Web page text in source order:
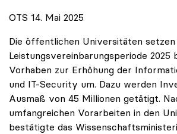
OTS 14. Mai 2025
Die öffentlichen Universitäten setzen
Leistungsvereinbarungsperiode 2025
Vorhaben zur Erhöhung der
und IT-Security um. Dazu werden
Ausmaß von 45 Millionen getätigt.
umfangreichen Vorarbeiten in den
bestätigte das